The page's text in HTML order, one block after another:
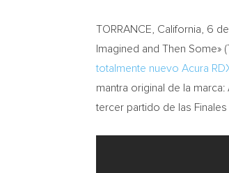
TORRANCE, California , 6
Imagined and Then
totalmente nuevo Acura
mantra original de la
tercer partido de las